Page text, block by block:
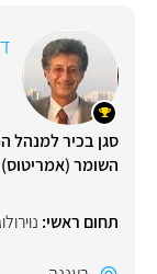
סגן בכיר למנהל
השומר (אמריטוס)
תחום ראשי: